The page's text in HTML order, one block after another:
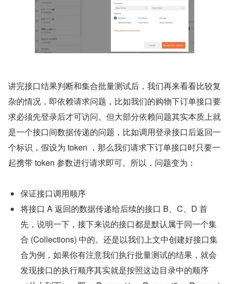
讲完接口结果判断和集合批量测试后，我们再来看看比较复
杂的情况，即依赖请求问题，比如我们的购物下订单接口要
求必须先登录后才可访问。但大部分依赖问题其实本质上就
是一个接口间数据传递的问题，比如调用登录接口后返回一
个标识，假设为 token ，那么我们请求下订单接口时只要一
起携带 token 参数进行请求即可。所以，问题变为：
保证接口调用顺序
将接口 A 返回的数据传递给后续的接口 B、C、D 首
先，说明一下，接下来说的接口都是默认属于同一个集
合 (Collections) 中的。还是以我们上文中创建好接口集
合为例，如果你有注意我们执行批量测试的结果，就会
发现接口的执行顺序其实就是按照这边目录中的顺序